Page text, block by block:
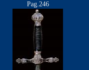
Pag.246